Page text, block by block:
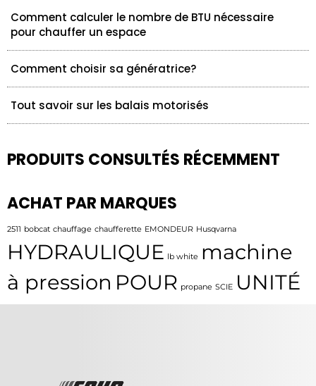
Comment calculer le nombre de BTU nécessaire
pour chauffer un espace
Comment choisir sa génératrice?
Tout savoir sur les balais motorisés
PRODUITS CONSULTÉS RÉCEMMENT
ACHAT PAR MARQUES
2511 bobcat chauffage chaufferette EMONDEUR Husqvarna
HYDRAULIQUE lb white machine
à pression POUR propane SCIE UNITÉ